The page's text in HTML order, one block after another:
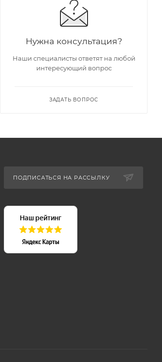
Нужна консультация?
Наши специалисты ответят на любой
интересующий вопрос
ЗАДАТЬ ВОПРОС
ПОДПИСАТЬСЯ НА РАССЫЛКУ